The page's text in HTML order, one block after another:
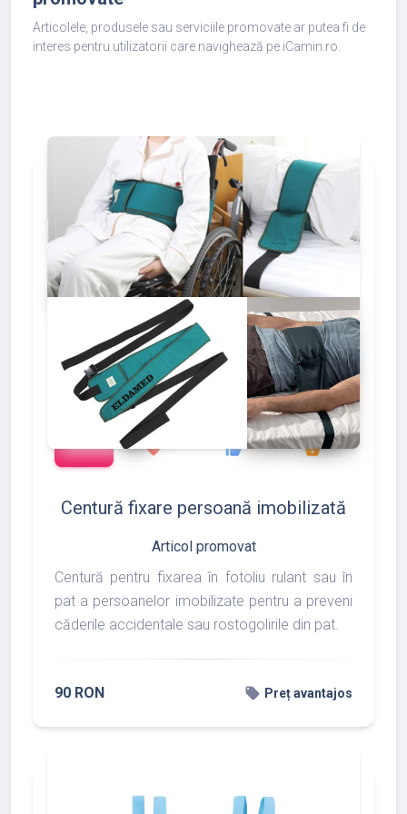
Articolele, produsele sau serviciile promovate ar putea fi de
interes pentru utilizatorii care navighează pe iCamin.ro.
favorite thumb_up
175
shopping_basket
Centură fixare persoană imobilizată
Articol promovat
Centură pentru fixarea în fotoliu rulant sau în
pat a persoanelor imobilizate pentru a preveni
căderile accidentale sau rostogolirile din pat.
90 RON local_offer Preț avantajos